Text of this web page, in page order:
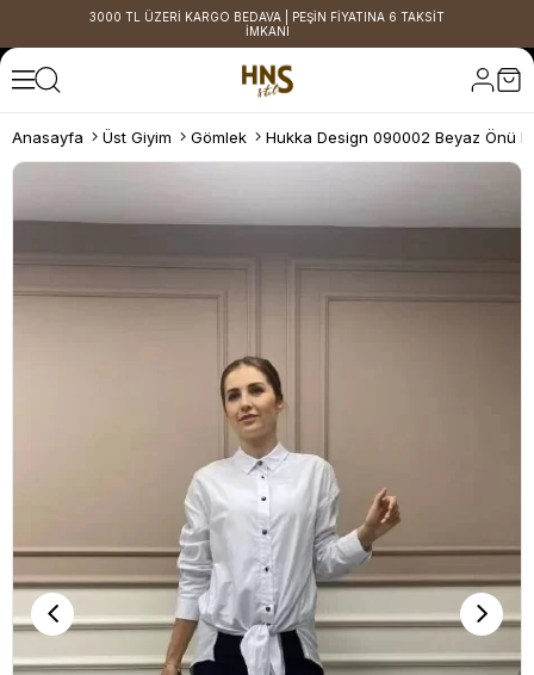
3000 TL ÜZERİ KARGO BEDAVA | PEŞİN FİYATINA 6 TAKSİT
İMKANI
Anasayfa Üst Giyim Gömlek Hukka Design 090002 Beyaz Önü